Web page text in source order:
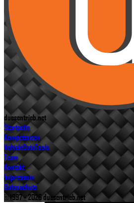
duesentrieb.net
Startseite
Kompetenzen
VehicleDataTools
Team
Kontakt
Impressum
Datenschutz
© 1997 - 2026 duesentrieb.net